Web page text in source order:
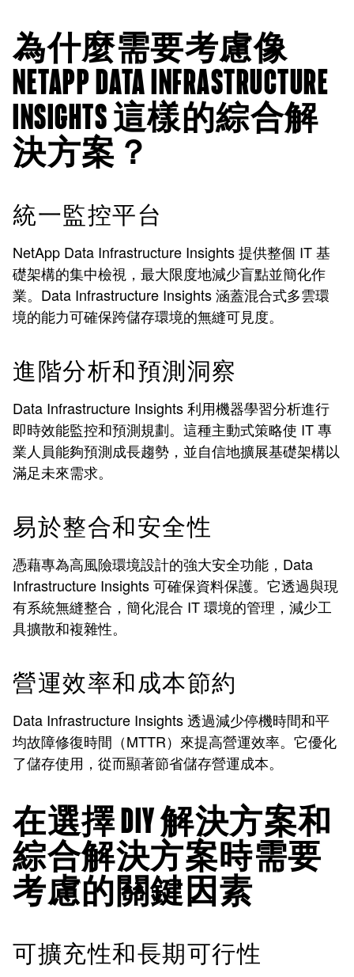
為什麼需要考慮像
NETAPP DATA INFRASTRUCTURE
INSIGHTS 這樣的綜合解
決方案？
統一監控平台
NetApp Data Infrastructure Insights 提供整個 IT 基
礎架構的集中檢視，最大限度地減少盲點並簡化作
業。Data Infrastructure Insights 涵蓋混合式多雲環
境的能力可確保跨儲存環境的無縫可見度。
進階分析和預測洞察
Data Infrastructure Insights 利用機器學習分析進行
即時效能監控和預測規劃。這種主動式策略使 IT 專
業人員能夠預測成長趨勢，並自信地擴展基礎架構以
滿足未來需求。
易於整合和安全性
憑藉專為高風險環境設計的強大安全功能，Data
Infrastructure Insights 可確保資料保護。它透過與現
有系統無縫整合，簡化混合 IT 環境的管理，減少工
具擴散和複雜性。
營運效率和成本節約
Data Infrastructure Insights 透過減少停機時間和平
均故障修復時間（MTTR）來提高營運效率。它優化
了儲存使用，從而顯著節省儲存營運成本。
在選擇 DIY 解決方案和
綜合解決方案時需要
考慮的關鍵因素
可擴充性和長期可行性